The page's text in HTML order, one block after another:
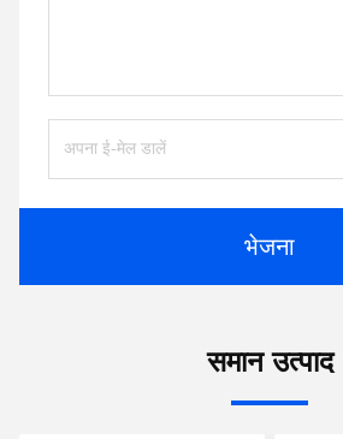
भेजना
समान उत्पाद